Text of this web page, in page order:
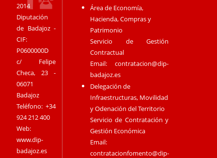
2014
Diputación
de Badajoz -
CIF:
P0600000D
c/ Felipe
Checa, 23 -
06071
Badajoz
Teléfono: +34
924 212 400
Web:
www.dip-
badajoz.es
Área de Economía,
Hacienda, Compras y
Patrimonio
Servicio de Gestión
Contractual
Email:contratacion@dip-
badajoz.es
Delegación de
Infraestructuras, Movilidad
y Odenación del Territorio
Servicio de Contratación y
Gestión Económica
Email:
contratacionfomento@dip-